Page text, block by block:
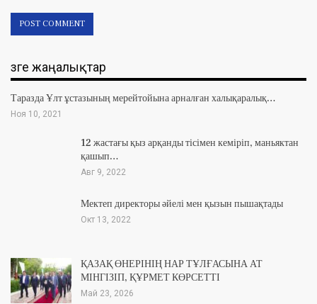
Өзге жаңалықтар
Таразда Ұлт ұстазының мерейтойына арналған халықаралық…
Ноя 10, 2021
12 жастағы қыз арқанды тісімен кеміріп, маньяктан
қашып…
Авг 9, 2022
Мектеп директоры әйелі мен қызын пышақтады
Окт 13, 2022
ҚАЗАҚ ӨНЕРІНІҢ НАР ТҰЛҒАСЫНА АТ
МІНГІЗІП, ҚҰРМЕТ КӨРСЕТТІ
Май 23, 2026